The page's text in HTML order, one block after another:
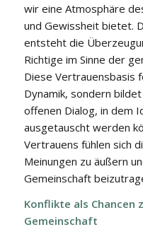
wir eine Atmosphäre
und Gewissheit bietet.
entsteht die
Richtige im Sinne der
Diese Vertrauensbasis
Dynamik, sondern
offenen Dialog, in dem
ausgetauscht werden
Vertrauens fühlen sich
Meinungen zu äußern
Gemeinschaft
Konflikte als Chancen
Gemeinschaft